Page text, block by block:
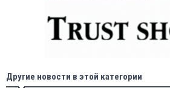
Другие новости в этой категории